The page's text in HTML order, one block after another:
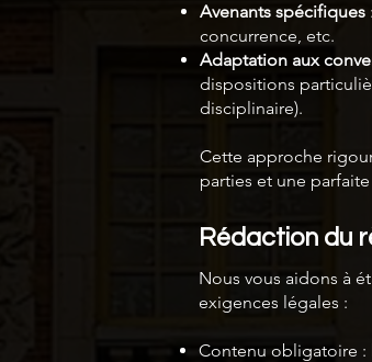
Avenants spécifiques
concurrence, etc.
Adaptation aux
dispositions
disciplinaire).
Cette approche
parties et une
Rédaction du
Nous vous aidons à
exigences légales :
Contenu obligatoire :